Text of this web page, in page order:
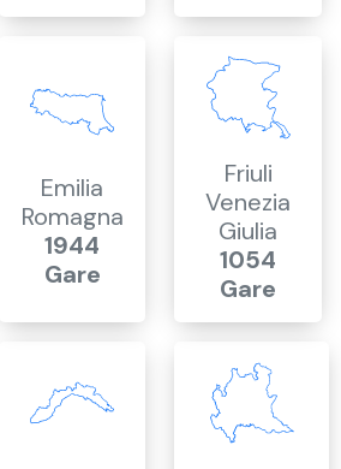
Emilia
Romagna
1944
Gare
Friuli
Venezia
Giulia
1054
Gare